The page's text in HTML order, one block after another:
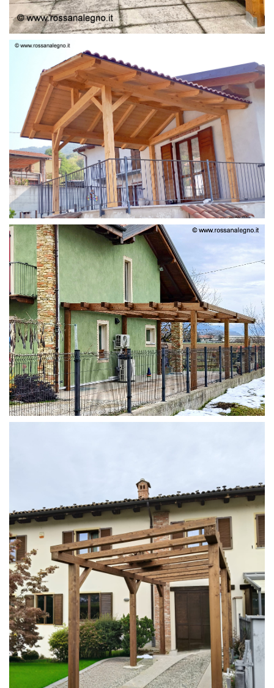
STRUTTURA LAMELLARE PRETAGLIATO
STRUTTURA ADDOSSATA IN LAMELLARE SU MISURA